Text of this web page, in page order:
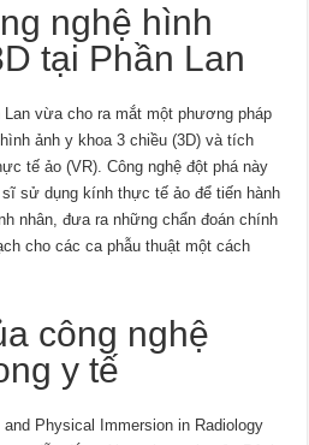
nghệ hình
tại Phần Lan
vừa cho ra mắt một phương pháp
ảnh y khoa 3 chiều (3D) và tích
tế ảo (VR). Công nghệ đột phá này
sử dụng kính thực tế ảo để tiến hành
nhân, đưa ra những chẩn đoán chính
cho các ca phẫu thuật một cách
công nghệ
y tế
Physical Immersion in Radiology